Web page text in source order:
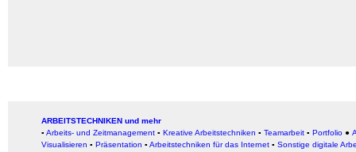
ARBEITSTECHNIKEN und mehr
▪ Arbeits- und Zeitmanagement ▪ Kreative Arbeitstechniken ▪ Teamarbeit ▪ Portfolio ●
Visualisieren ▪ Präsentation ▪ Arbeitstechniken für das Internet ▪ Sonstige digitale